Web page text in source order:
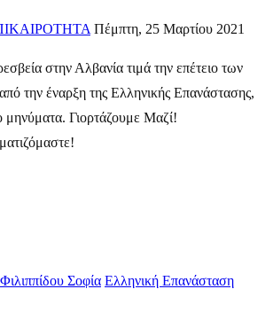
Πέμπτη, 25 Μαρτίου 2021
στην Αλβανία τιμά την επέτειο των
την έναρξη της Ελληνικής Επανάστασης,
μηνύματα. Γιορτάζουμε Μαζί!
Φιλιππίδου Σοφία Ελληνική Επανάσταση